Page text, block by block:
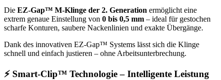
Die EZ-Gap™ M-Klinge der 2. Generation ermöglicht eine
extrem genaue Einstellung von 0 bis 0,5 mm – ideal für gestochen
scharfe Konturen, saubere Nackenlinien und exakte Übergänge.
Dank des innovativen EZ-Gap™ Systems lässt sich die Klinge
schnell und einfach justieren – ohne Arbeitsunterbrechung.
⚡ Smart-Clip™ Technologie – Intelligente Leistung